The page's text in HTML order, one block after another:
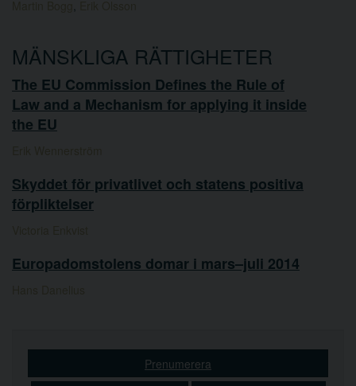
MÄNSKLIGA RÄTTIGHETER
The EU Commission Defines the Rule of
Law and a Mechanism for applying it inside
the EU
Skyddet för privatlivet och statens positiva
förpliktelser
Europadomstolens domar i mars–juli 2014
Prenumerera